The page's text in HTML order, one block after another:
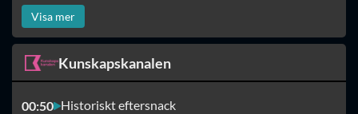
Visa mer
Kunskapskanalen
00:50 Historiskt eftersnack